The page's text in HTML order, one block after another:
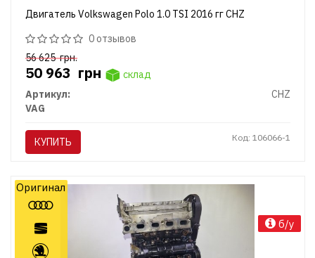
Двигатель Volkswagen Polo 1.0 TSI 2016 гг CHZ
0 отзывов
56 625грн.
50 963 грн
склад
Артикул:
CHZ
VAG
КУПИТЬ Код: 106066-1
Оригинал
б/у